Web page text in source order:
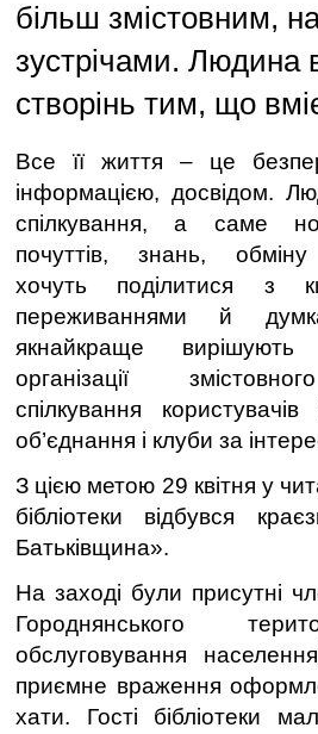
більш змістовним,
зустрічами. Людина
створінь тим, що
Все її життя – це
інформацією, досвідом.
спілкування, а саме
почуттів, знань,
хочуть поділитися з
переживаннями й
якнайкраще
організації
спілкування користувачів
об’єднання і клуби за
З цією метою 29 квітня у
бібліотеки відбувся
Батьківщина».
На заході були присутні
Городнянського
обслуговування
приємне враження
хати. Гості бібліотеки